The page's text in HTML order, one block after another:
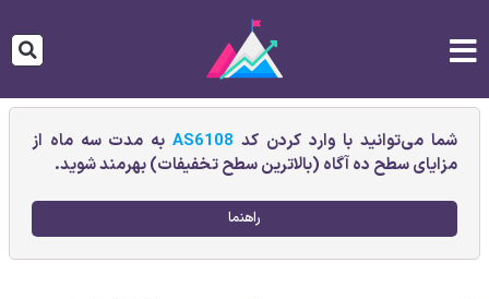
شما می‌توانید با وارد کردن کد AS6108به مدت سه ماه از
مزایای سطح ده آگاه (بالاترین سطح تخفیفات) بهرمند شوید.
راهنما